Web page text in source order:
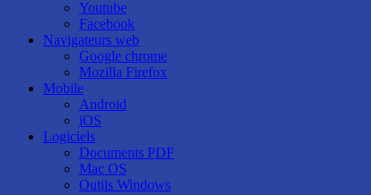
Youtube
Facebook
Navigateurs web
Google chrome
Mozilla Firefox
Mobile
Android
iOS
Logiciels
Documents PDF
Mac OS
Outils Windows